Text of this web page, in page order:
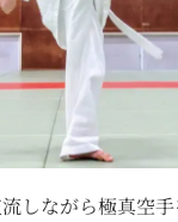
しながら極真空手